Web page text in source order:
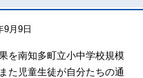
月9日
を南知多町立小中学校規模
た児童生徒が自分たちの通